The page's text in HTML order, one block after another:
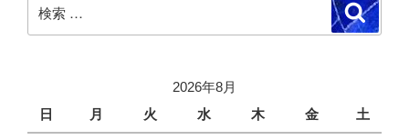
索:
検
索
2026年8月
日
月 火 水 木 金 土